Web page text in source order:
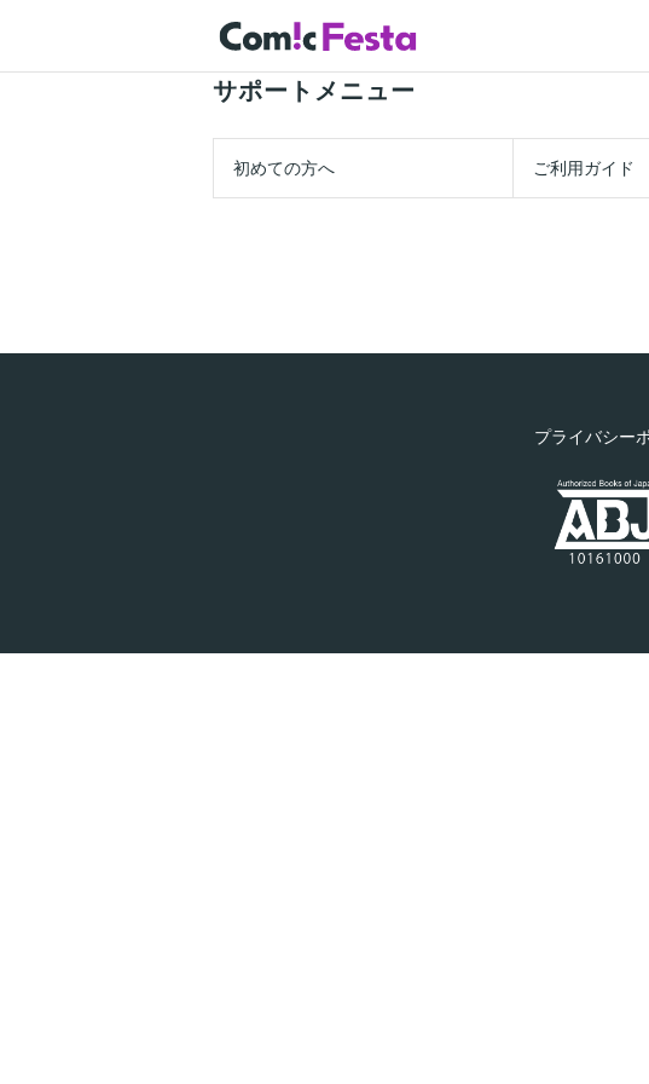
サポートメニュー
初めての方へ ご利用ガイド
プライバシー